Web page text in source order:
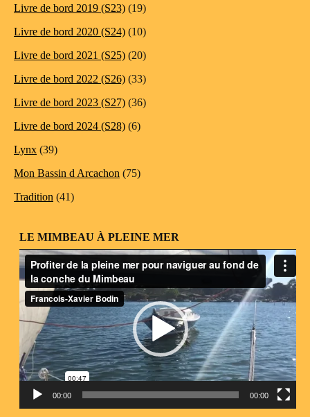
Livre de bord 2019 (S23) (19)
Livre de bord 2020 (S24) (10)
Livre de bord 2021 (S25) (20)
Livre de bord 2022 (S26) (33)
Livre de bord 2023 (S27) (36)
Livre de bord 2024 (S28) (6)
Lynx (39)
Mon Bassin d Arcachon (75)
Tradition (41)
LE MIMBEAU À PLEINE MER
Lecteur
vidéo
00:00 00:00